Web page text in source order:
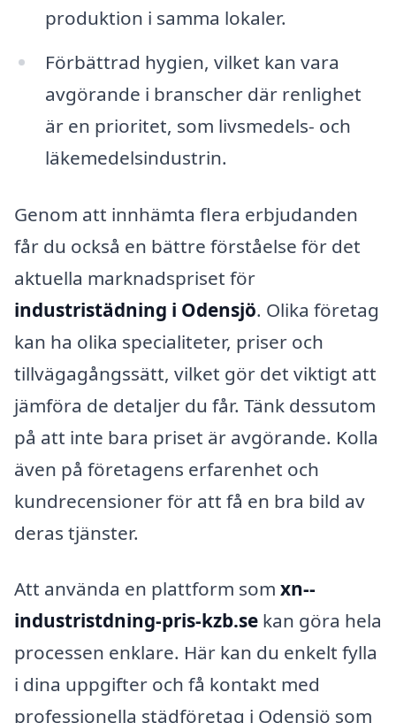
produktion i samma lokaler.
Förbättrad hygien, vilket kan vara
avgörande i branscher där renlighet
är en prioritet, som livsmedels- och
läkemedelsindustrin.
Genom att innhämta flera erbjudanden
får du också en bättre förståelse för det
aktuella marknadspriset för
industristädning i Odensjö. Olika företag
kan ha olika specialiteter, priser och
tillvägagångssätt, vilket gör det viktigt att
jämföra de detaljer du får. Tänk dessutom
på att inte bara priset är avgörande. Kolla
även på företagens erfarenhet och
kundrecensioner för att få en bra bild av
deras tjänster.
Att använda en plattform som xn--
industristdning-pris-kzb.se kan göra hela
processen enklare. Här kan du enkelt fylla
i dina uppgifter och få kontakt med
professionella städföretag i Odensjö som